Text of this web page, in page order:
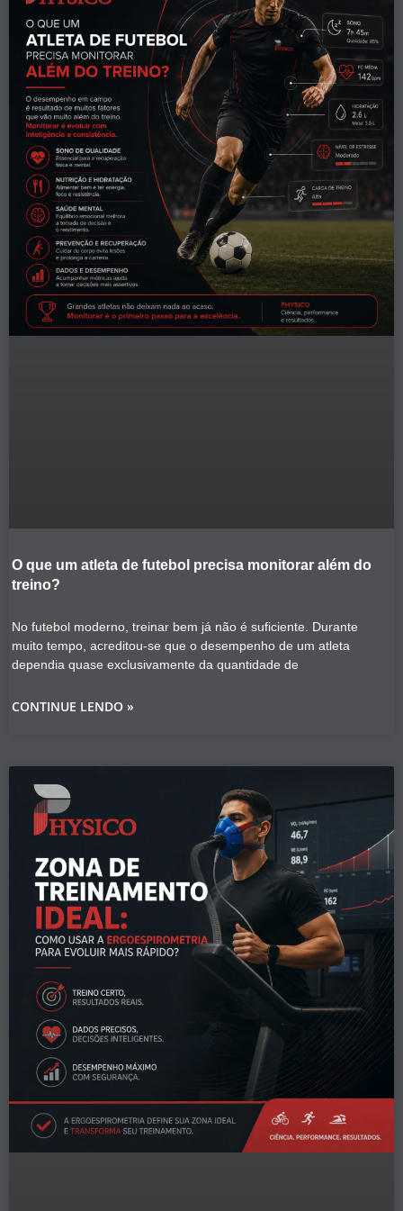
O que um atleta de futebol precisa monitorar além do
treino?
No futebol moderno, treinar bem já não é suficiente. Durante
muito tempo, acreditou-se que o desempenho de um atleta
dependia quase exclusivamente da quantidade de
CONTINUE LENDO »